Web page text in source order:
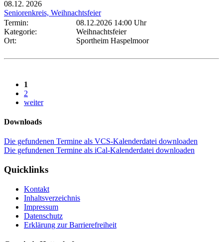
08.12. 2026
Seniorenkreis, Weihnachtsfeier
Termin:
08.12.2026 14:00 Uhr
Kategorie:
Weihnachtsfeier
Ort:
Sportheim Haspelmoor
1
2
weiter
Downloads
Die gefundenen Termine als VCS-Kalenderdatei downloaden
Die gefundenen Termine als iCal-Kalenderdatei downloaden
Quicklinks
Kontakt
Inhaltsverzeichnis
Impressum
Datenschutz
Erklärung zur Barrierefreiheit